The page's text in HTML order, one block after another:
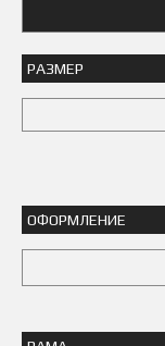
РАЗМЕР
ОФОРМЛЕНИЕ